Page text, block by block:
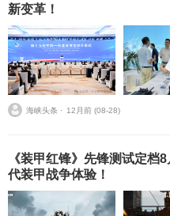
新变革！
海峡头条 ⋅ 12月前 (08-28)
《装甲红锋》先锋测试定档
代装甲战争体验！